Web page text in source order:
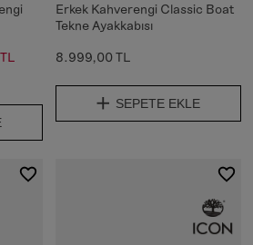
Erkek Kahverengi Classic Boat
Tekne Ayakkabısı
8.999,00 TL
SEPETE EKLE